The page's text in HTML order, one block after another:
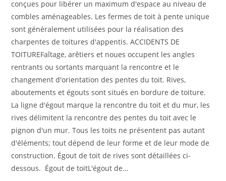
conçues pour libérer un maximum d'espace au niveau de
combles aménageables. Les fermes de toit à pente unique
sont généralement utilisées pour la réalisation des
charpentes de toitures d'appentis. ACCIDENTS DE
TOITUREFaîtage, arêtiers et noues occupent les angles
rentrants ou sortants marquant la rencontre et le
changement d'orientation des pentes du toit. Rives,
aboutements et égouts sont situés en bordure de toiture.
La ligne d'égout marque la rencontre du toit et du mur, les
rives délimitent la rencontre des pentes du toit avec le
pignon d'un mur. Tous les toits ne présentent pas autant
d'éléments; tout dépend de leur forme et de leur mode de
construction. Égout de toit de rives sont détaillées ci-
dessous. Égout de toitL'égout de…